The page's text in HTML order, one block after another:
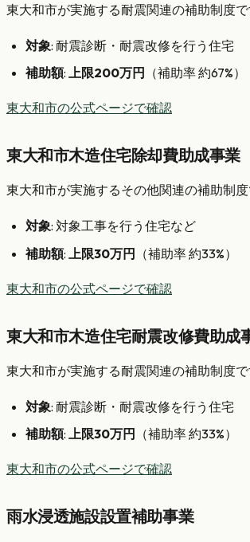
東大和市が実施する耐震関連の補助制度で
対象: 耐震診断・耐震改修を行う住宅
補助額: 上限200万円 （補助率 約67%）
東大和市の公式ページで確認
東大和市木造住宅除却費助成事業
東大和市が実施するその他関連の補助制度
対象: 対象工事を行う住宅など
補助額: 上限30万円 （補助率 約33%）
東大和市の公式ページで確認
東大和市木造住宅耐震改修費助成
東大和市が実施する耐震関連の補助制度で
対象: 耐震診断・耐震改修を行う住宅
補助額: 上限30万円 （補助率 約33%）
東大和市の公式ページで確認
雨水浸透施設設置補助事業